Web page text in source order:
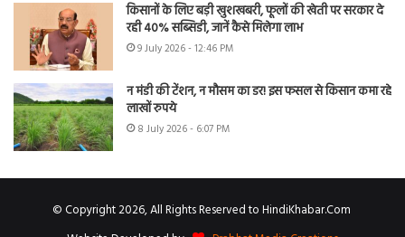
किसानों के लिए बड़ी खुशखबरी, फूलों की खेती पर सरकार दे
रही 40% सब्सिडी, जानें कैसे मिलेगा लाभ
9 July 2026 - 12:46 PM
न मंडी की टेंशन, न मौसम का डर! इस फसल से किसान कमा रहे
लाखों रुपये
8 July 2026 - 6:07 PM
© Copyright 2026, All Rights Reserved to HindiKhabar.Com